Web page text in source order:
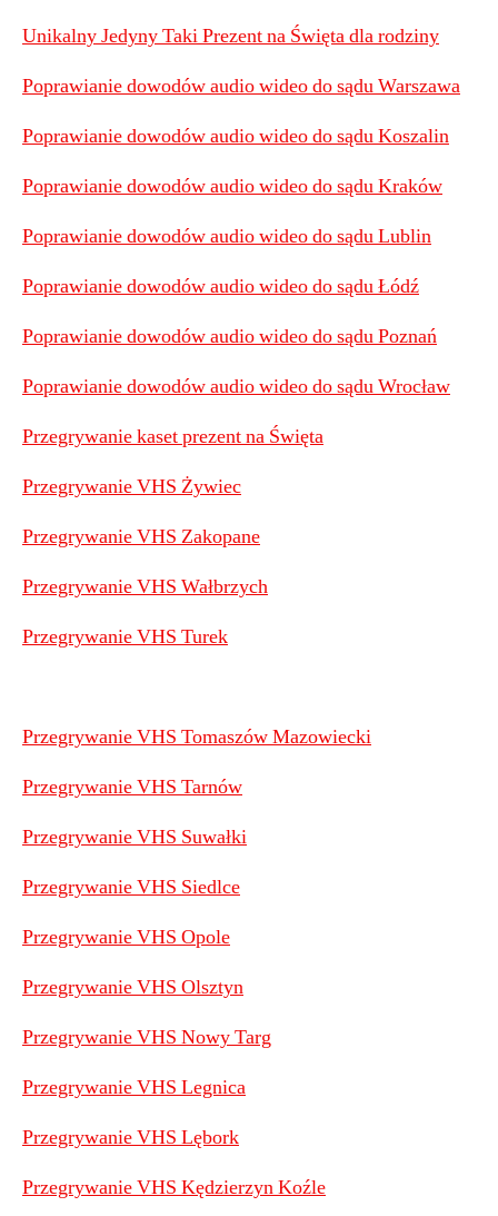
Unikalny Jedyny Taki Prezent na Święta dla rodziny
Poprawianie dowodów audio wideo do sądu Warszawa
Poprawianie dowodów audio wideo do sądu Koszalin
Poprawianie dowodów audio wideo do sądu Kraków
Poprawianie dowodów audio wideo do sądu Lublin
Poprawianie dowodów audio wideo do sądu Łódź
Poprawianie dowodów audio wideo do sądu Poznań
Poprawianie dowodów audio wideo do sądu Wrocław
Przegrywanie kaset prezent na Święta
Przegrywanie VHS Żywiec
Przegrywanie VHS Zakopane
Przegrywanie VHS Wałbrzych
Przegrywanie VHS Turek
Przegrywanie VHS Tomaszów Mazowiecki
Przegrywanie VHS Tarnów
Przegrywanie VHS Suwałki
Przegrywanie VHS Siedlce
Przegrywanie VHS Opole
Przegrywanie VHS Olsztyn
Przegrywanie VHS Nowy Targ
Przegrywanie VHS Legnica
Przegrywanie VHS Lębork
Przegrywanie VHS Kędzierzyn Koźle